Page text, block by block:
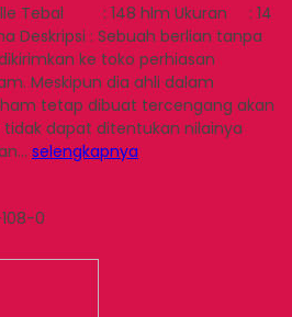
Tebal : 148 hlm Ukuran : 14
Deskripsi : Sebuah berlian tanpa
ke toko perhiasan
Meskipun dia ahli dalam
tetap dibuat tercengang akan
dapat ditentukan nilainya
selengkapnya
0